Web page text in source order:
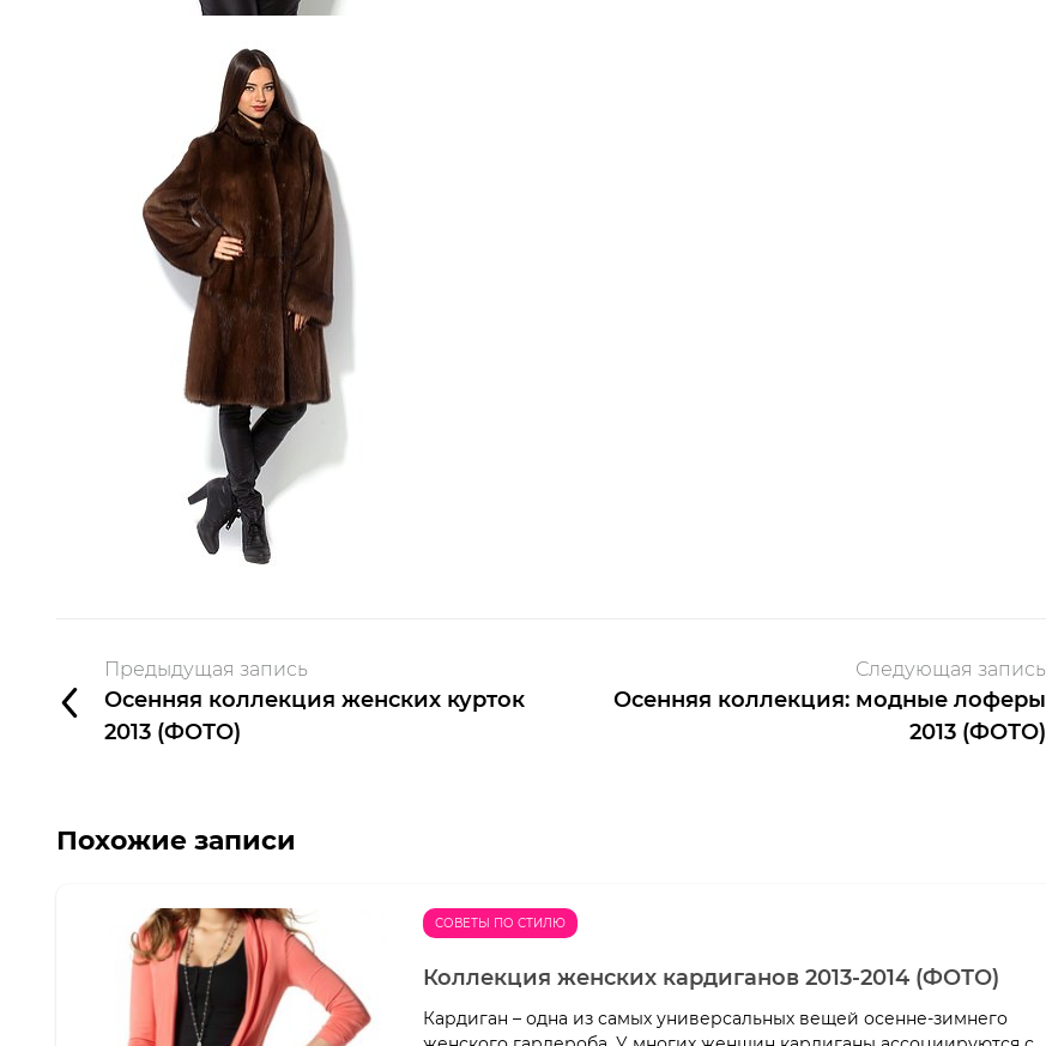
Предыдущая запись
Осенняя коллекция женских курток
2013 (ФОТО)
Следующая запись
Осенняя коллекция: модные лоферы
2013 (ФОТО)
Похожие записи
СОВЕТЫ ПО СТИЛЮ
Коллекция женских кардиганов 2013-2014 (ФОТО)
Кардиган – одна из самых универсальных вещей осенне-зимнего